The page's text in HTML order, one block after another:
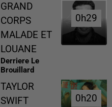
GRAND
CORPS
MALADE ET
LOUANE
Derriere Le
Brouillard
0h29
0h29
TAYLOR
SWIFT
0h20
0h20